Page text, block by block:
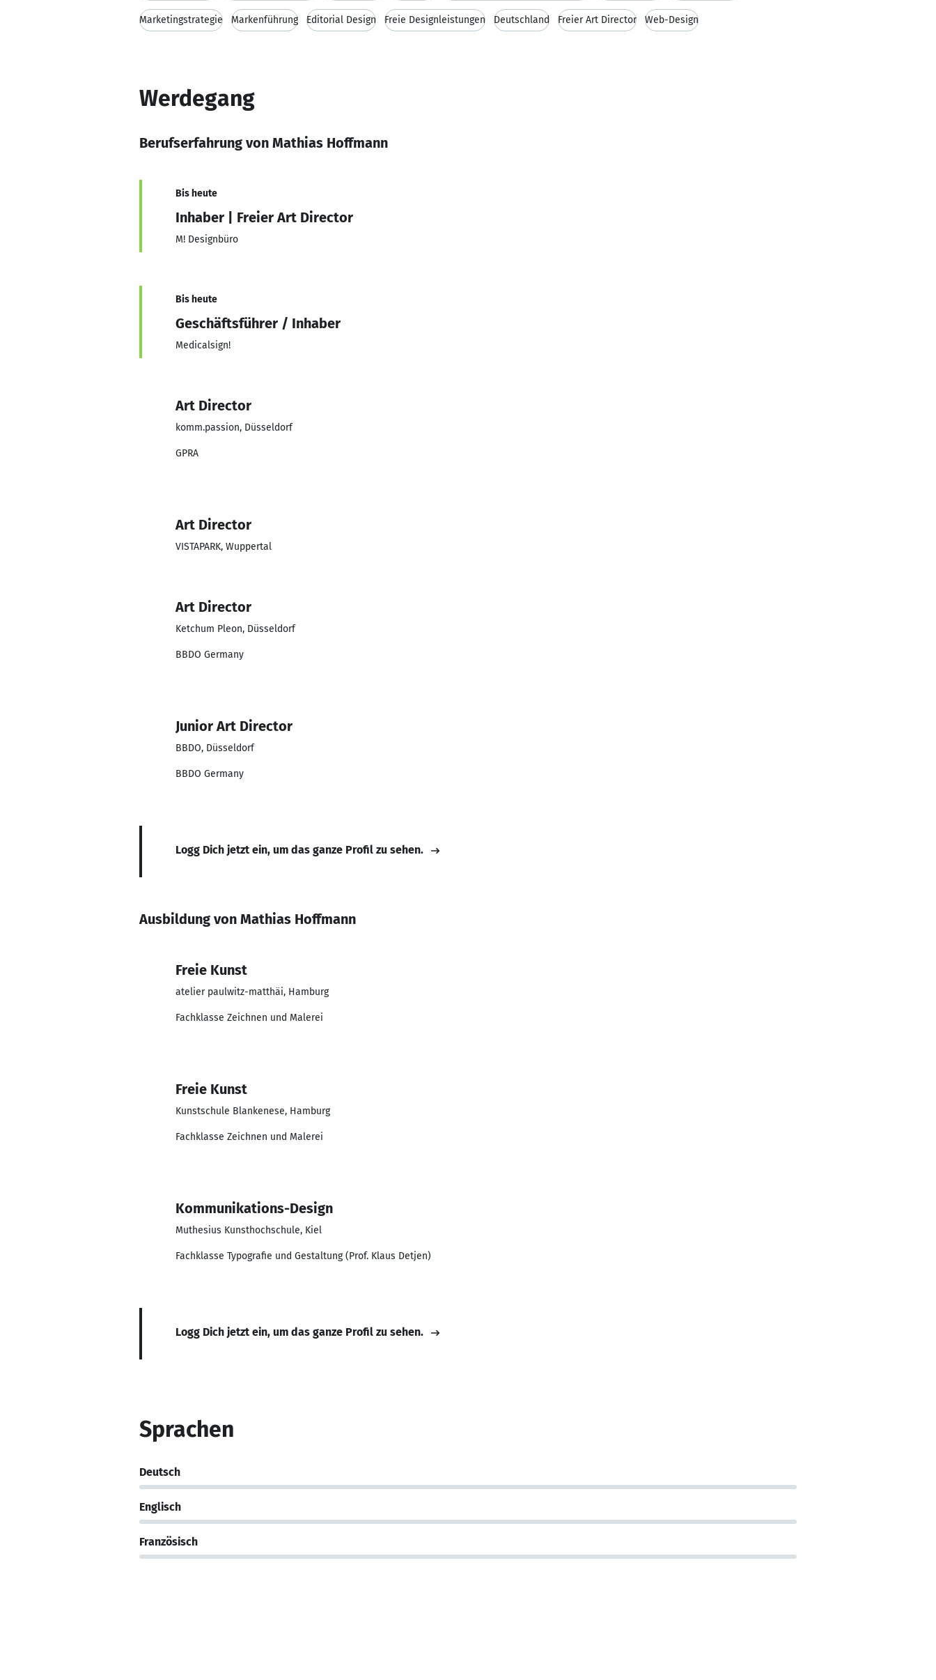
Marketingstrategie Markenführung Editorial Design Freie Designleistungen Deutschland Freier Art Director Web-Design
Werdegang
Berufserfahrung von Mathias Hoffmann
Bis heute
Inhaber | Freier Art Director
M! Designbüro
Bis heute
Geschäftsführer / Inhaber
Medicalsign!
Art Director
komm.passion, Düsseldorf
GPRA
Art Director
VISTAPARK, Wuppertal
Art Director
Ketchum Pleon, Düsseldorf
BBDO Germany
Junior Art Director
BBDO, Düsseldorf
BBDO Germany
Logg Dich jetzt ein, um das ganze Profil zu sehen.
Ausbildung von Mathias Hoffmann
Freie Kunst
atelier paulwitz-matthäi, Hamburg
Fachklasse Zeichnen und Malerei
Freie Kunst
Kunstschule Blankenese, Hamburg
Fachklasse Zeichnen und Malerei
Kommunikations-Design
Muthesius Kunsthochschule, Kiel
Fachklasse Typografie und Gestaltung (Prof. Klaus Detjen)
Logg Dich jetzt ein, um das ganze Profil zu sehen.
Sprachen
Deutsch
Englisch
Französisch